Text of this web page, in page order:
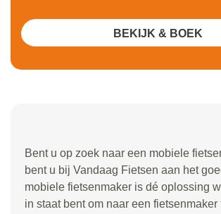
Bent u op zoek naar een mobiele
bent u bij Vandaag Fietsen aan het
mobiele fietsenmaker is dé oplossing
in staat bent om naar een fietsenmaker
BEKIJK & BOEK